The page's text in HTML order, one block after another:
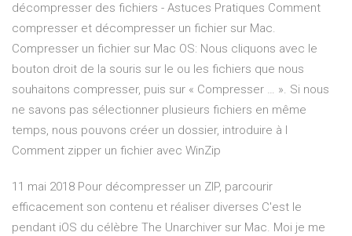
décompresser des fichiers - Astuces Pratiques Comment
compresser et décompresser un fichier sur Mac.
Compresser un fichier sur Mac OS: Nous cliquons avec le
bouton droit de la souris sur le ou les fichiers que nous
souhaitons compresser, puis sur « Compresser … ». Si nous
ne savons pas sélectionner plusieurs fichiers en même
temps, nous pouvons créer un dossier, introduire à l
Comment zipper un fichier avec WinZip
11 mai 2018 Pour décompresser un ZIP, parcourir
efficacement son contenu et réaliser diverses C'est le
pendant iOS du célèbre The Unarchiver sur Mac. Moi je me